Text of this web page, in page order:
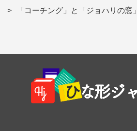
「コーチング」と「ジョハリの窓」
Footer